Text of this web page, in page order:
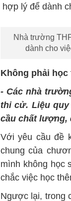
Nhà trường
dành cho
Không phải học
- Các nhà
thi cử. Liệu
cầu chất lượng,
Với yêu cầu đề
chung của
mình không học
chắc việc học
Ngược lại, trong